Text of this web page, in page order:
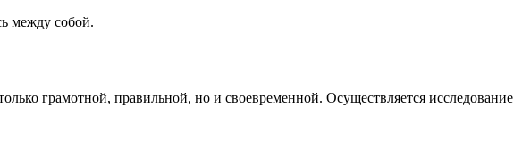
между собой.
грамотной, правильной, но и своевременной. Осуществляется исследование